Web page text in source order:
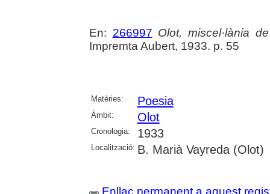
En: 266997 Olot, miscel·lània
Impremta Aubert, 1933. p. 55
Matèries: Poesia
Àmbit: Olot
Cronologia: 1933
Localització: B. Marià Vayreda (Olot)
Enllaç permanent a aquest